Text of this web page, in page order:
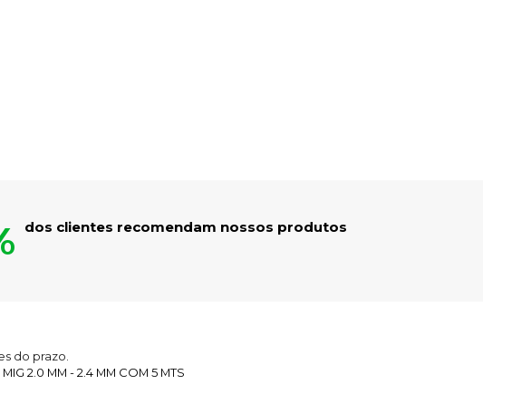
dos clientes recomendam nossos produtos
do prazo.
2.0 MM - 2.4 MM COM 5 MTS